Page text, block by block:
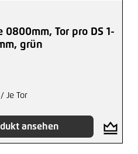
0800mm, Tor pro DS 1-
grün
/ Je Tor
ansehen